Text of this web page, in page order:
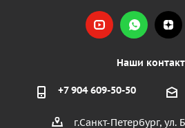
Наши
+7 904 609-50-50
г.Санкт-Петербург, ул.